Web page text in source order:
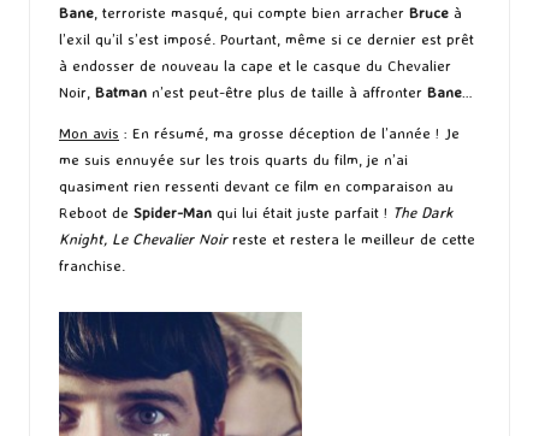
Bane , terroriste masqué, qui compte bien arracher Bruce à
l’exil qu’il s’est imposé. Pourtant, même si ce dernier est prêt
à endosser de nouveau la cape et le casque du Chevalier
Noir, Batman n’est peut-être plus de taille à affronter Bane
Mon avis : En résumé, ma grosse déception de l’année ! Je
me suis ennuyée sur les trois quarts du film, je n’ai
quasiment rien ressenti devant ce film en comparaison au
Reboot de Spider-Man qui lui était juste parfait ! The Dark
Knight, Le Chevalier Noirreste et restera le meilleur de cette
franchise.